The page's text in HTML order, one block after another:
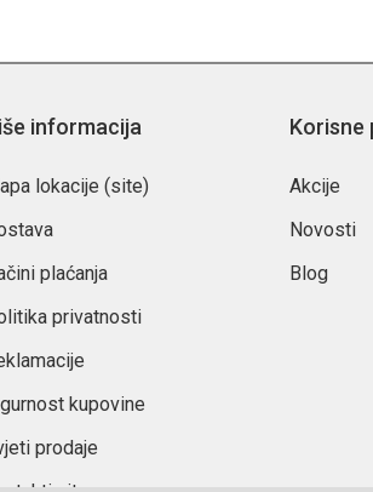
informacija
lokacije (site)
plaćanja
privatnosti
kupovine
prodaje
Korisne
Akcije
Novosti
Blog